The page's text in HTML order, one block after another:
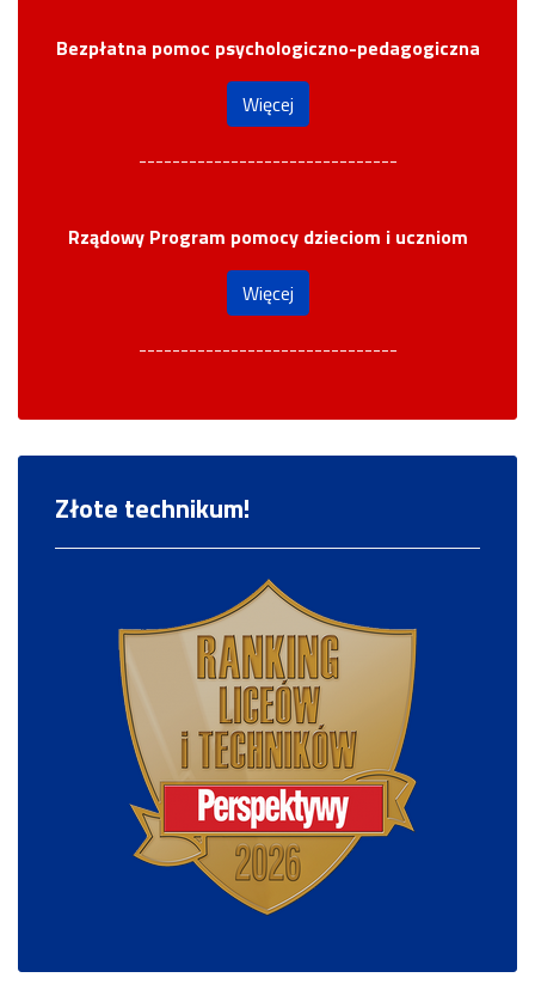
Bezpłatna pomoc psychologiczno-pedagogiczna
Więcej
-------------------------------
Rządowy Program pomocy dzieciom i uczniom
Więcej
-------------------------------
Złote technikum!